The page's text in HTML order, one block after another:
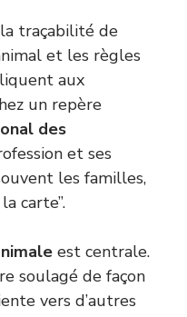
traçabilité de
et les règles
aux
un repère
des
et ses
les familles,
carte”.
est centrale.
soulagé de façon
vers d’autres